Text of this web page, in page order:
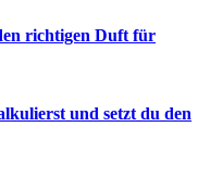
richtigen Duft für
und setzt du den